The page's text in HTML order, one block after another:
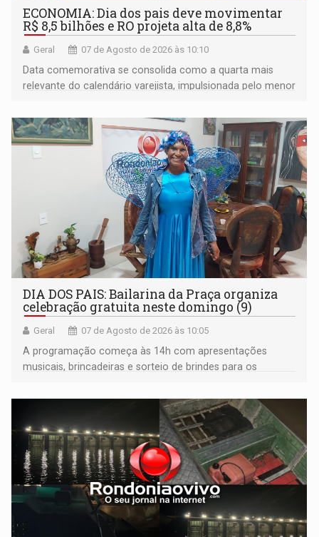
ECONOMIA: Dia dos pais deve movimentar
R$ 8,5 bilhões e RO projeta alta de 8,8%
Geral 07 de Agosto de 2026 às 10:10
Data comemorativa se consolida como a quarta mais
relevante do calendário varejista, impulsionada pelo menor
média do trabalhador
DIA DOS PAIS: Bailarina da Praça organiza
celebração gratuita neste domingo (9)
Geral 07 de Agosto de 2026 às 10:05
A programação começa às 14h com apresentações
musicais, brincadeiras e sorteio de brindes para os
bolo e canto de parabéns dedicado aos pais